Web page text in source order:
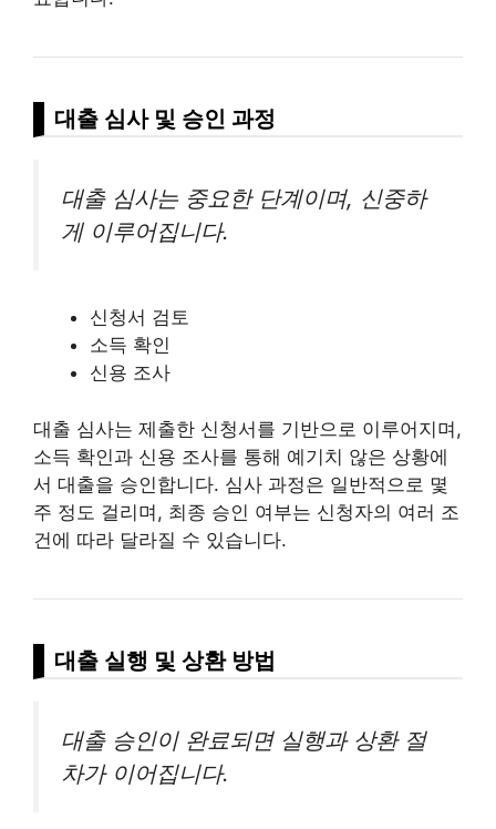
대출 심사 및 승인 과정
대출 심사는 중요한 단계이며, 신중하
게 이루어집니다.
신청서 검토
소득 확인
신용 조사
대출 심사는 제출한 신청서를 기반으로 이루어지며,
소득 확인과 신용 조사를 통해 예기치 않은 상황에
서 대출을 승인합니다. 심사 과정은 일반적으로 몇
주 정도 걸리며, 최종 승인 여부는 신청자의 여러 조
건에 따라 달라질 수 있습니다.
대출 실행 및 상환 방법
대출 승인이 완료되면 실행과 상환 절
차가 이어집니다.